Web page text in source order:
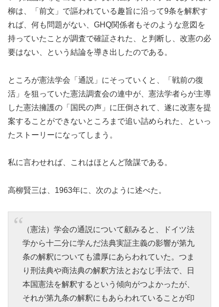
柳は、「前文」で謳われている趣旨に沿って9条を解釈す
れば、何も問題がない、GHQ関係者もそのような意図を
持っていたことが調査で確証された、と判断し、改憲の必
要はない、という結論を導き出したのである。
ところが憲法学会「通説」にそっていくと、「戦前の復
活」を狙っていた憲法調査会の連中が、憲法学者らが主導
した憲法擁護の「国民の声」に圧倒されて、遂に改憲を提
案することができないところまで追い詰められた、といっ
たストーリーになってしまう。
私に言わせれば、これはほとんど陰謀である。
高柳賢三は、1963年に、次のように述べた。
（憲法）学会の通説について顧みると、ドイツ法
学から十二分に学んだ法典実証主義の影響が第九
条の解釈についても濃厚にあらわれていた。つま
り刑法典や商法典の解釈方法とおなじ手法で、日
本国憲法を解釈するという傾向がつよかったが、
それが第九条の解釈にもあらわれていることが印